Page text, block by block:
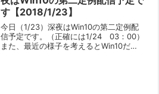
す【2018/1/23】
今日（1/23）深夜はWin10の第二定例配
信予定です。（正確には1/24 03：00）
また、最近の様子を考えるとWin10だけ